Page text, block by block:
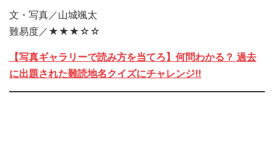
文・写真／山城颯太
難易度／★★★☆☆
【写真ギャラリーで読み方を当てろ】何問わかる？ 過去
に出題された難読地名クイズにチャレンジ!!